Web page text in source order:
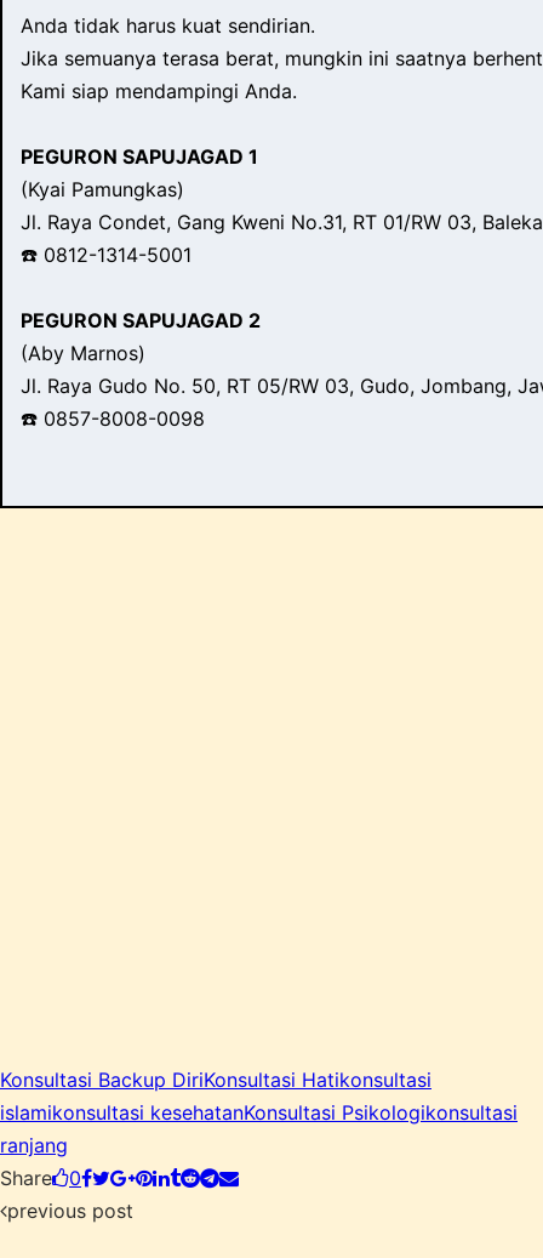
Anda tidak harus kuat sendirian.
Jika semuanya terasa berat, mungkin ini saatnya
Kami siap mendampingi Anda.
PEGURON SAPUJAGAD 1
(Kyai Pamungkas)
Jl. Raya Condet, Gang Kweni No.31, RT 01/RW 03,
☎️ 0812-1314-5001
PEGURON SAPUJAGAD 2
(Aby Marnos)
Jl. Raya Gudo No. 50, RT 05/RW 03, Gudo, Jombang,
☎️ 0857-8008-0098
Konsultasi Backup DiriKonsultasi Hatikonsultasi
islamikonsultasi kesehatanKonsultasi Psikologikonsultasi
ranjang
Share
0
previous post